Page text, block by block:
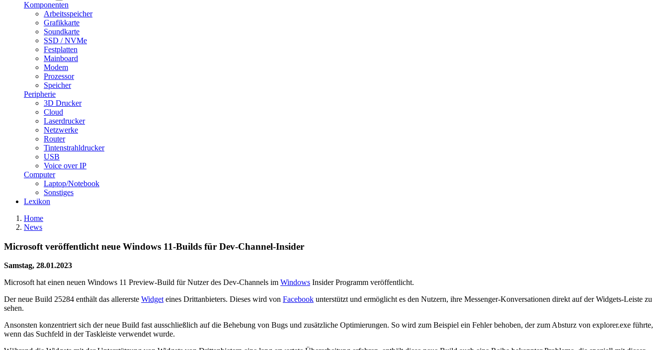
Komponenten
Arbeitsspeicher
Grafikkarte
Soundkarte
SSD / NVMe
Festplatten
Mainboard
Modem
Prozessor
Speicher
Peripherie
3D Drucker
Cloud
Laserdrucker
Netzwerke
Router
Tintenstrahldrucker
USB
Voice over IP
Computer
Laptop/Notebook
Sonstiges
Lexikon
Home
News
Microsoft veröffentlicht neue Windows 11-Builds für Dev-Channel-Insider
Samstag, 28.01.2023
Microsoft hat einen neuen Windows 11 Preview-Build für Nutzer des Dev-Channels im Windows Insider Programm veröffentlicht.
Der neue Build 25284 enthält das allererste Widgeteines Drittanbieters. Dieses wird von Facebook unterstützt und ermöglicht es den Nutzern, ihre Messenger-Konversationen direkt auf der Widgets-Leiste zu
sehen.
Ansonsten konzentriert sich der neue Build fast ausschließlich auf die Behebung von Bugs und zusätzliche Optimierungen. So wird zum Beispiel ein Fehler behoben, der zum Absturz von explorer.exe führte,
wenn das Suchfeld in der Taskleiste verwendet wurde.